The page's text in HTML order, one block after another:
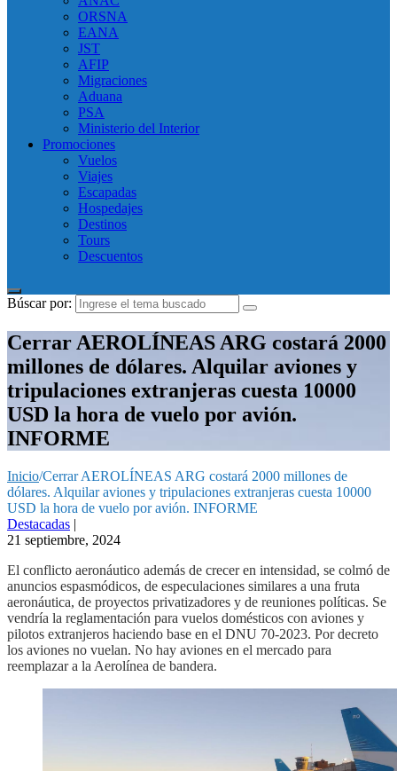
ORSNA
EANA
JST
AFIP
Migraciones
Aduana
PSA
Ministerio del Interior
Promociones
Vuelos
Viajes
Escapadas
Hospedajes
Destinos
Tours
Descuentos
Búscar por:
Cerrar AEROLÍNEAS ARG costará 2000
millones de dólares. Alquilar aviones y
tripulaciones extranjeras cuesta 10000
USD la hora de vuelo por avión.
INFORME
Inicio/Cerrar AEROLÍNEAS ARG costará 2000 millones de
dólares. Alquilar aviones y tripulaciones extranjeras cuesta 10000
USD la hora de vuelo por avión. INFORME
Destacadas |
21 septiembre, 2024
El conflicto aeronáutico además de crecer en intensidad, se colmó de
anuncios espasmódicos, de especulaciones similares a una fruta
aeronáutica, de proyectos privatizadores y de reuniones políticas. Se
vendría la reglamentación para vuelos domésticos con aviones y
pilotos extranjeros haciendo base en el DNU 70-2023. Por decreto
los aviones no vuelan. No hay aviones en el mercado para
reemplazar a la Aerolínea de bandera.